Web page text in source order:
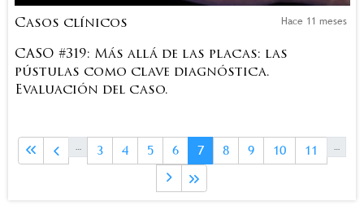
Casos clínicos Hace 11 meses
CASO #319: Más allá de las placas: las
pústulas como clave diagnóstica.
Evaluación del caso.
Paginación
Page
3 Page
4 Page
5 Page
6 Página actual
7 Page
8 Page
9 Page
10 Page
11